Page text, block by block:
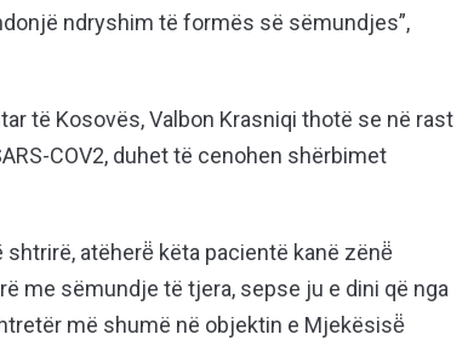
ndryshim të formës së sëmundjes”,
të Kosovës, Valbon Krasniqi thotë se në rast
COV2, duhet të cenohen shërbimet
atëherë̈ këta pacientë kanë zënë̈
me sëmundje të tjera, sepse ju e dini që nga
më shumë në objektin e Mjekësisë̈